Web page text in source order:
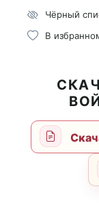
Чёрный
В